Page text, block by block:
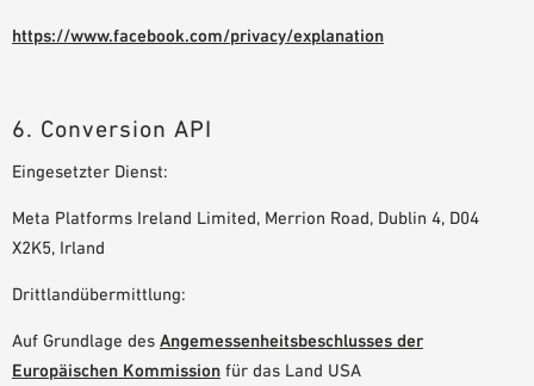
https://www.facebook.com/privacy/explanation
6. Conversion API
Eingesetzter Dienst:
Meta Platforms Ireland Limited, Merrion Road, Dublin 4, D04
X2K5, Irland
Drittlandübermittlung:
Auf Grundlage des Angemessenheitsbeschlusses der
Europäischen Kommission für das Land USA